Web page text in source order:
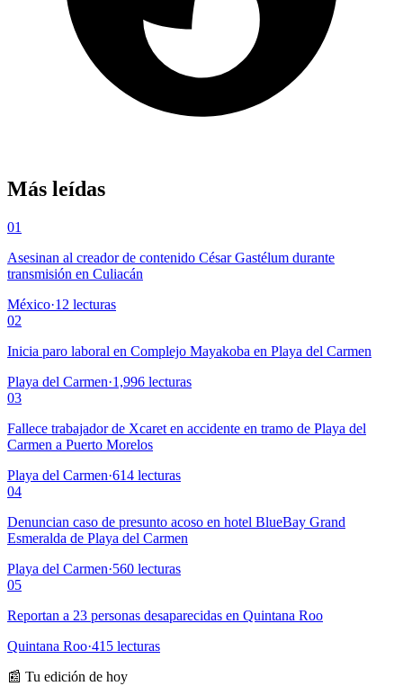
Más leídas
01
Asesinan al creador de contenido César Gastélum durante
transmisión en Culiacán
México·12 lecturas
02
Inicia paro laboral en Complejo Mayakoba en Playa del Carmen
Playa del Carmen·1,996 lecturas
03
Fallece trabajador de Xcaret en accidente en tramo de Playa del
Carmen a Puerto Morelos
Playa del Carmen·614 lecturas
04
Denuncian caso de presunto acoso en hotel BlueBay Grand
Esmeralda de Playa del Carmen
Playa del Carmen·560 lecturas
05
Reportan a 23 personas desaparecidas en Quintana Roo
Quintana Roo·415 lecturas
📰 Tu edición de hoy